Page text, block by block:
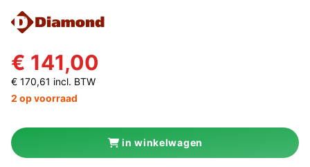
€ 141,00
€ 170,61 incl. BTW
2 op voorraad
in winkelwagen